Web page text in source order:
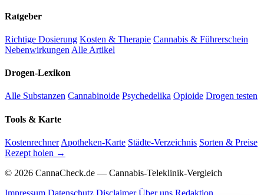
Ratgeber
Richtige Dosierung Kosten & Therapie Cannabis & Führerschein
Nebenwirkungen Alle Artikel
Drogen-Lexikon
Alle Substanzen Cannabinoide Psychedelika Opioide Drogen testen
Tools & Karte
Kostenrechner Apotheken-Karte Städte-Verzeichnis Sorten & Preise
Rezept holen →
© 2026 CannaCheck.de — Cannabis-Teleklinik-Vergleich
Impressum Datenschutz Disclaimer Über uns Redaktion